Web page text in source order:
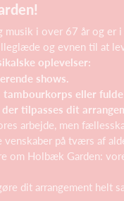
i over 67 år og er i
og evnen til at
oplevelser:
shows.
eller
tilpasses dit
arbejde, men
på tværs af
om Holbæk Garden:
dit arrangement helt